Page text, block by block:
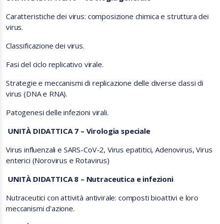
Caratteristiche dei virus: composizione chimica e struttura dei
virus.
Classificazione dei virus.
Fasi del ciclo replicativo virale.
Strategie e meccanismi di replicazione delle diverse classi di
virus (DNA e RNA).
Patogenesi delle infezioni virali.
UNITÀ DIDATTICA 7 – Virologia speciale
Virus influenzali e SARS-CoV-2, Virus epatitici, Adenovirus, Virus
enterici (Norovirus e Rotavirus)
UNITÀ DIDATTICA 8 – Nutraceutica e infezioni
Nutraceutici con attività antivirale: composti bioattivi e loro
meccanismi d'azione.